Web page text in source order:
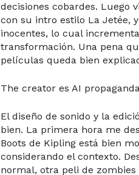
decisiones cobardes. Luego
con su intro estilo La Jetée,
inocentes, lo cual
transformación. Una pena
películas queda bien
The creator es AI
El diseño de sonido y la
bien. La primera hora me
Boots de Kipling está bien
considerando el contexto.
normal, otra peli de zombies